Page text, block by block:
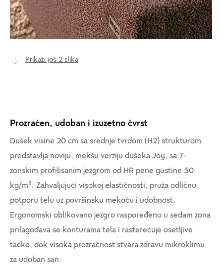
Prikaži još 2 slika
Prozračen, udoban i izuzetno čvrst
Dušek visine 20 cm sa srednje tvrdom (H2) strukturom
predstavlja noviju, mekšu verziju dušeka Joy, sa 7-
zonskim profilisanim jezgrom od HR pene gustine 30
kg/m³. Zahvaljujući visokoj elastičnosti, pruža odličnu
potporu telu uz površinsku mekoću i udobnost.
Ergonomski oblikovano jezgro raspoređeno u sedam zona
prilagođava se konturama tela i rasterećuje osetljive
tačke, dok visoka prozračnost stvara zdravu mikroklimu
za udoban san.